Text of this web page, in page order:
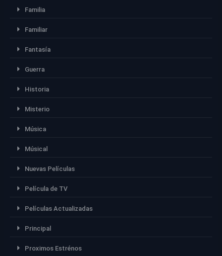
Familia
Familiar
Fantasía
Guerra
Historia
Misterio
Música
Músical
Nuevas Películas
Película de TV
Películas Actualizadas
Principal
Proximos Estrénos